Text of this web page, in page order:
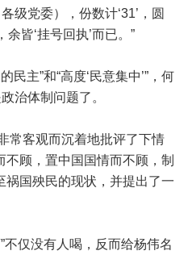
级党委），份数计‘31’，圆
余皆‘挂号回执’而已。”
主”和“高度‘民意集中’”，何
治体制问题了。
客观而沉着地批评了下情
顾，置中国国情而不顾，制
祸国殃民的现状，并提出了一
仅没有人喝，反而给杨伟名